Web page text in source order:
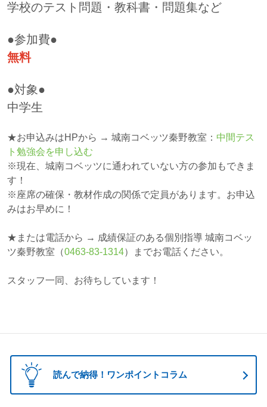
学校のテスト問題・教科書・問題集など
●参加費●
無料
●対象●
中学生
★お申込みはHPから → 城南コベッツ秦野教室： 中間テス
ト勉強会を申し込む
※現在、城南コベッツに通われていない方の参加もできま
す！
※座席の確保・教材作成の関係で定員があります。お申込
みはお早めに！
★または電話から → 成績保証のある個別指導 城南コベッ
ツ秦野教室（0463-83-1314）までお電話ください。
スタッフ一同、お待ちしています！
読んで納得！ワンポイントコラム